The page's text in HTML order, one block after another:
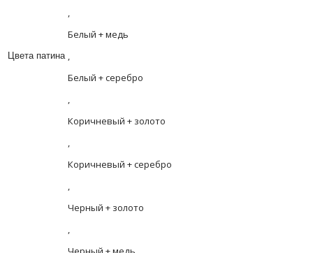
Цвета патина
,
Белый + медь
,
Белый + серебро
,
Коричневый + золото
,
Коричневый + серебро
,
Черный + золото
,